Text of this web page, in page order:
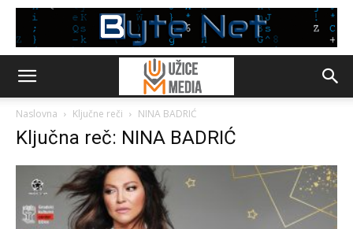
Naslovna Ključne reči NINA BADRIĆ
Ključna reč: NINA BADRIĆ